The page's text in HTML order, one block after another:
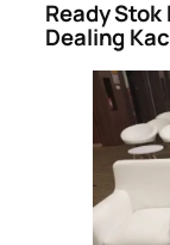
Ready
Dealing